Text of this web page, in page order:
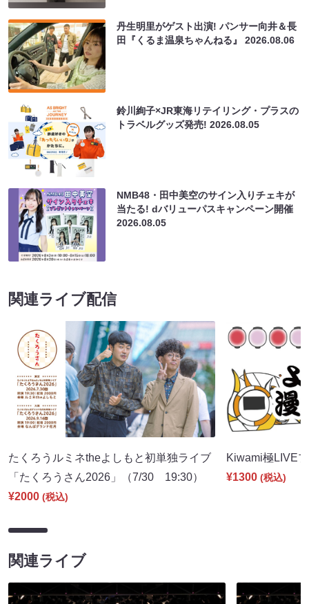
丹生明里がゲスト出演! パンサー向井＆長
田『くるま温泉ちゃんねる』2026.08.06
鈴川絢子×JR東海リテイリング・プラスの
トラベルグッズ発売!2026.08.05
NMB48・田中美空のサイン入りチェキが
当たる! dバリューパスキャンペーン開催
2026.08.05
関連ライブ配信
たくろうルミネtheよしもと初単独ライブ
「たくろうさん2026」（7/30 19:30）
¥2000 (税込)
Kiwami極LIVE
¥1300 (税込)
関連ライブ